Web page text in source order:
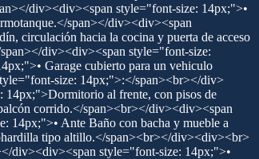
div><div><span style="font-size: 14px;">•
span></div><div><span
circulación hacia la cocina y puerta de acceso
div><div><span style="font-size:
Garage cubierto para un vehiculo
size: 14px;">:</span><br></div>
14px;">Dormitorio al frente, con pisos de
corrido.</span><br></div><div><span
14px;">• Ante Baño con bacha y mueble a
tipo altillo.</span><br></div><div><br>
div><div><span style="font-size: 14px;">•